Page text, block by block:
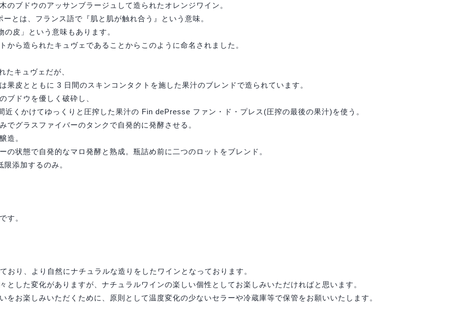
のブドウのアッサンブラージュして造られたオレンジワイン。
とは、フランス語で『肌と肌が触れ合う』という意味。
皮」という意味もあります。
から造られたキュヴェであることからこのように命名されました。
たキュヴェだが、
果皮とともに 3 日間のスキンコンタクトを施した果汁のブレンドで造られています。
ブドウを優しく破砕し、
近くかけてゆっくりと圧搾した果汁の Fin dePresse ファン・ド・プレス(圧搾の最後の果汁)を使う。
でグラスファイバーのタンクで自発的に発酵させる。
造。
の状態で自発的なマロ発酵と熟成。瓶詰め前に二つのロットをブレンド。
添加するのみ。
す。
り、より自然にナチュラルな造りをしたワインとなっております。
した変化がありますが、ナチュラルワインの楽しい個性としてお楽しみいただければと思います。
お楽しみいただくために、原則として温度変化の少ないセラーや冷蔵庫等で保管をお願いいたします。